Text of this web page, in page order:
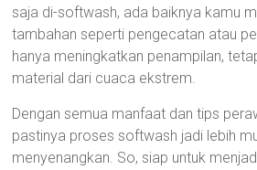
saja di-softwash, ada baiknya kamu
tambahan seperti pengecatan atau
hanya meningkatkan penampilan,
material dari cuaca ekstrem.
Dengan semua manfaat dan tips
pastinya proses softwash jadi lebih
menyenangkan. So, siap untuk